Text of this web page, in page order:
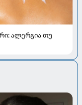
ალერგია თუ